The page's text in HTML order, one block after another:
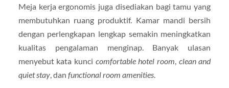
Meja kerja ergonomis juga disediakan bagi tamu yang
membutuhkan ruang produktif. Kamar mandi bersih
dengan perlengkapan lengkap semakin meningkatkan
kualitas pengalaman menginap. Banyak ulasan
menyebut kata kunci comfortable hotel room, clean and
quiet stay, dan functional room amenities.